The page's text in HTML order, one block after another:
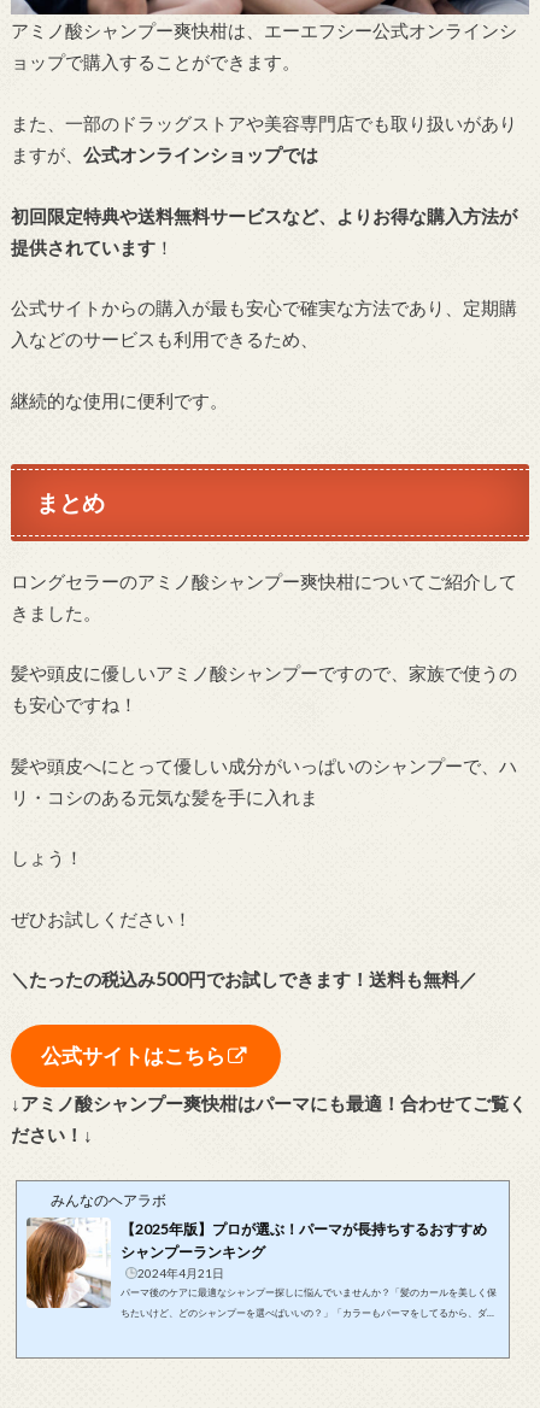
アミノ酸シャンプー爽快柑は、エーエフシー公式オンラインシ
ョップで購入することができます。
また、一部のドラッグストアや美容専門店でも取り扱いがあり
ますが、 公式オンラインショップでは
初回限定特典や送料無料サービスなど、よりお得な購入方法が
提供されています！
公式サイトからの購入が最も安心で確実な方法であり、定期購
入などのサービスも利用できるため、
継続的な使用に便利です。
まとめ
ロングセラーのアミノ酸シャンプー爽快柑についてご紹介して
きました。
髪や頭皮に優しいアミノ酸シャンプーですので、家族で使うの
も安心ですね！
髪や頭皮へにとって優しい成分がいっぱいのシャンプーで、ハ
リ・コシのある元気な髪を手に入れま
しょう！
ぜひお試しください！
＼たったの税込み500円でお試しできます！送料も無料／
公式サイトはこちら
↓アミノ酸シャンプー爽快柑はパーマにも最適！合わせてご覧く
ださい！↓
みんなのヘアラボ
【2025年版】プロが選ぶ！パーマが長持ちするおすすめ
シャンプーランキング
2024年4月21日
パーマ後のケアに最適なシャンプー探しに悩んでいませんか？「髪のカールを美しく保
ちたいけど、どのシャンプーを選べばいいの？」「カラーもパーマをしてるから、ダメ